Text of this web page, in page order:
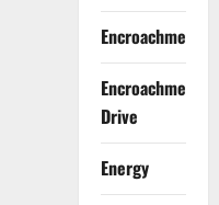
Encroachment
Encroachment
Drive
Energy